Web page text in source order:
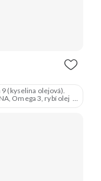
(kyselina olejová).